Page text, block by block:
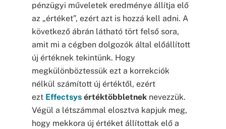
pénzügyi műveletek eredménye állítja elő
az „értéket”, ezért azt is hozzá kell adni. A
következő ábrán látható tört felső sora,
amit mi a cégben dolgozók által előállított
új értéknek tekintünk. Hogy
megkülönböztessük ezt a korrekciók
nélkül számított új értéktől, ezért
ezt Effectsysértéktöbbletneknevezzük.
Végül a létszámmal elosztva kapjuk meg,
hogy mekkora új értéket állítottak elő a